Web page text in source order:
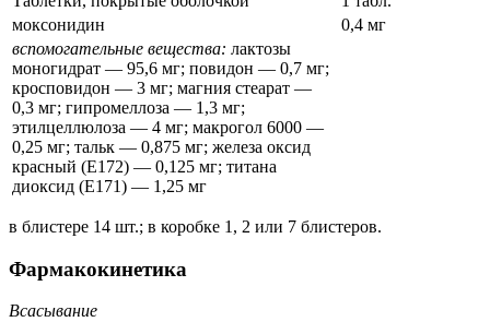
моксонидин
0,4 мг
вспомогательные вещества: лактозы
моногидрат — 95,6 мг; повидон — 0,7 мг;
кросповидон — 3 мг; магния стеарат —
0,3 мг; гипромеллоза — 1,3 мг;
этилцеллюлоза — 4 мг; макрогол 6000 —
0,25 мг; тальк — 0,875 мг; железа оксид
красный (Е172) — 0,125 мг; титана
диоксид (Е171) — 1,25 мг
в блистере 14 шт.; в коробке 1, 2 или 7 блистеров.
Фармакокинетика
Всасывание